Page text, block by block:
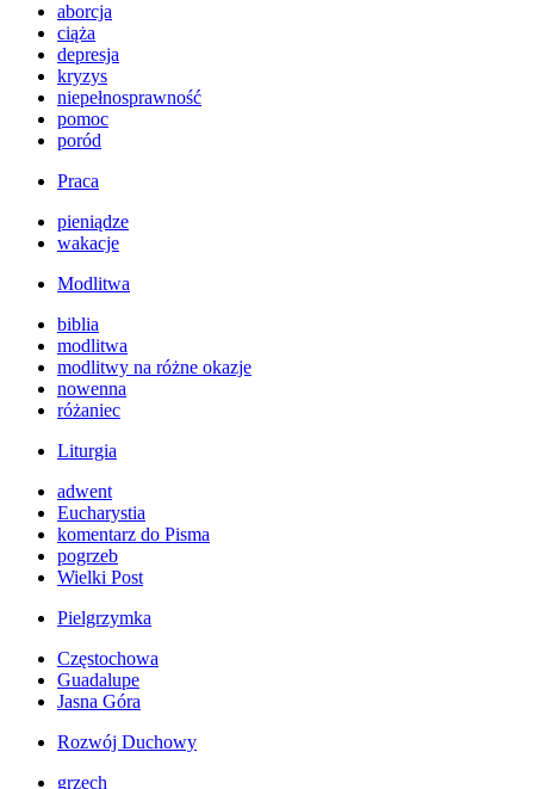
aborcja
ciąża
depresja
kryzys
niepełnosprawność
pomoc
poród
Praca
pieniądze
wakacje
Modlitwa
biblia
modlitwa
modlitwy na różne okazje
nowenna
różaniec
Liturgia
adwent
Eucharystia
komentarz do Pisma
pogrzeb
Wielki Post
Pielgrzymka
Częstochowa
Guadalupe
Jasna Góra
Rozwój Duchowy
grzech